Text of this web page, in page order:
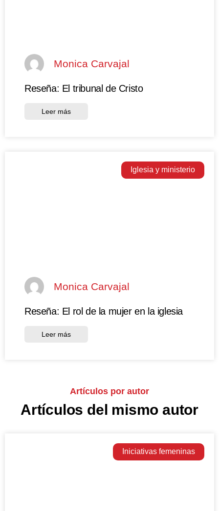
Monica Carvajal
Reseña: El tribunal de Cristo
Leer más
Iglesia y ministerio
Monica Carvajal
Reseña: El rol de la mujer en la iglesia
Leer más
Artículos por autor
Artículos del mismo autor
Iniciativas femeninas